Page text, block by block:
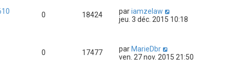
0 18424 pariamzelaw
jeu. 3 déc. 2015 10:18
0 17477 par MarieDbr
ven. 27 nov. 2015 21:50